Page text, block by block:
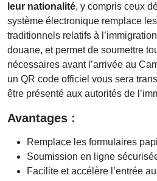
leur nationalité, y compris ceux
système électronique remplace
traditionnels relatifs à
douane, et permet de soumettre
nécessaires avant l’arrivée au
un QR code officiel vous sera
être présenté aux autorités de
Avantages :
Remplace les formulaires
Soumission en ligne
Facilite et accélère l’entrée